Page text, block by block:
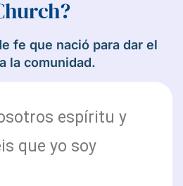
fe que nació para dar el
la comunidad.
espíritu y
que yo soy